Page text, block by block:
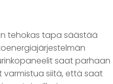
tehokas tapa säästää
saat parhaan
varmistua siitä, että saat